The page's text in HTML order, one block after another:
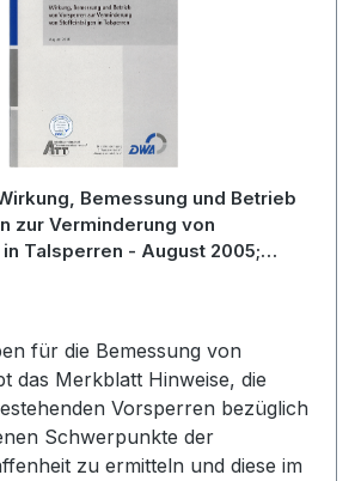
Bemessung und Betrieb
zur Verminderung von
Talsperren - August 2005;
für die Bemessung von
das Merkblatt Hinweise, die
Vorsperren bezüglich
Schwerpunkte der
zu ermitteln und diese im